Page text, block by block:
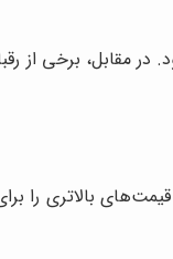
مقابل، برخی از
بالاتری را